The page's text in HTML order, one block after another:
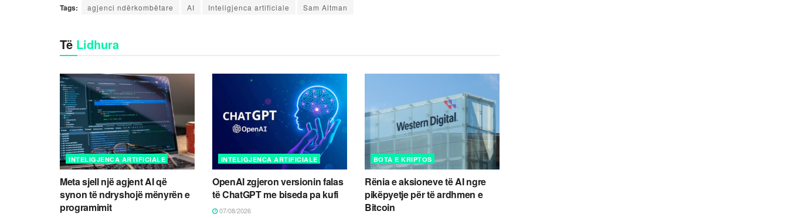
Tags: agjenci ndërkombëtare AI Inteligjenca artificiale Sam Altman
Të Lidhura
INTELIGJENCA ARTIFICIALE
Meta sjell një agjent AI që
synon të ndryshojë mënyrën e
programimit
INTELIGJENCA ARTIFICIALE
OpenAI zgjeron versionin falas
të ChatGPT me biseda pa kufi
07/08/2026
BOTA E KRIPTOS
Rënia e aksioneve të AI ngre
pikëpyetje për të ardhmen e
Bitcoin